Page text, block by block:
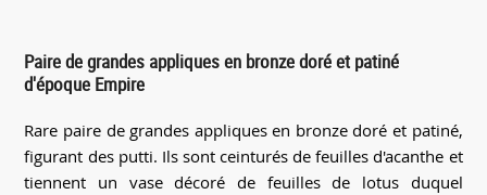
Paire de grandes appliques en bronze doré et patiné
d'époque Empire
Rare paire de grandes appliques en bronze doré et patiné,
figurant des putti. Ils sont ceinturés de feuilles d'acanthe et
tiennent un vase décoré de feuilles de lotus duquel